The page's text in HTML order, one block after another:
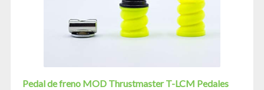
Pedal de freno MOD Thrustmaster T-LCM Pedales